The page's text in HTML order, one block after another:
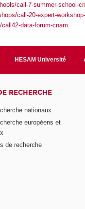
call-7-summer-school-
call-20-expert-
data-forum-cnam
HESAM Université
RECHERCHE
nationaux
européens et
de recherche